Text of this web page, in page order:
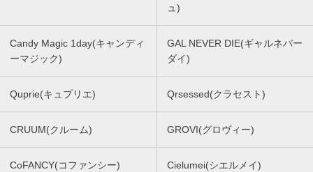
ュ)
Candy Magic 1day(キャンディ
ーマジック)
GAL NEVER DIE(ギャルネバー
ダイ)
Quprie(キュプリエ) Qrsessed(クラセスト)
CRUUM(クルーム) GROVI(グロヴィー)
CoFANCY(コファンシー) Cielumei(シエルメイ)